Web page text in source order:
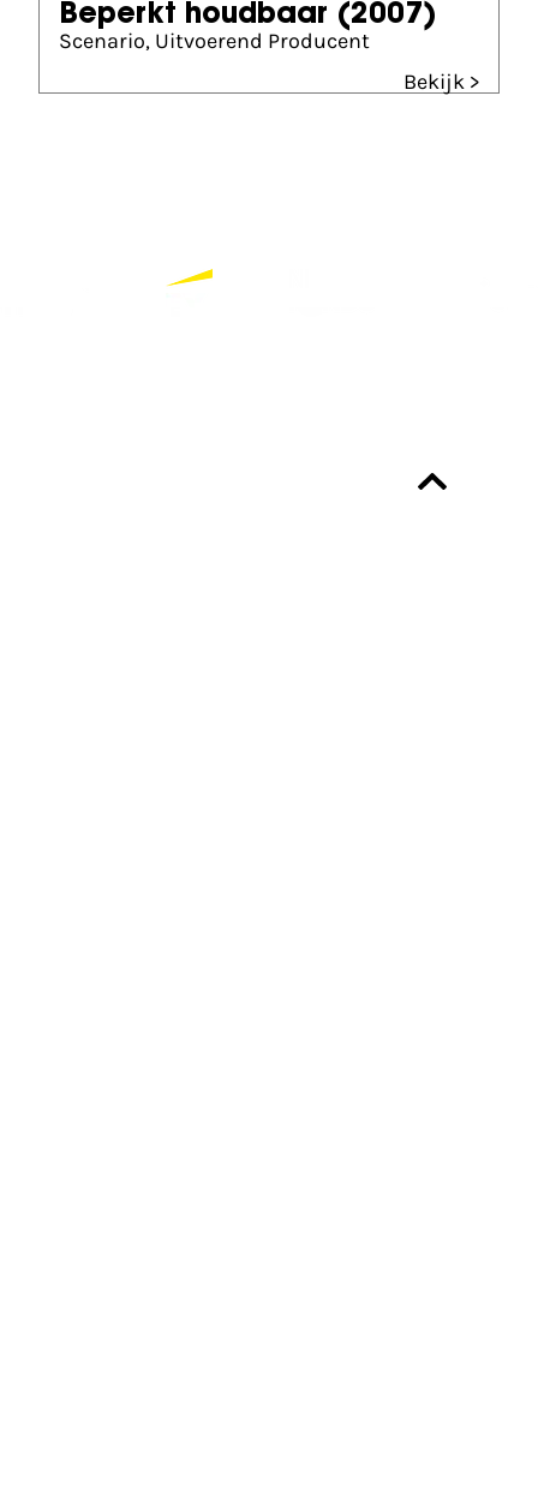
Beperkt houdbaar (2007)
Scenario, Uitvoerend Producent
Bekijk >